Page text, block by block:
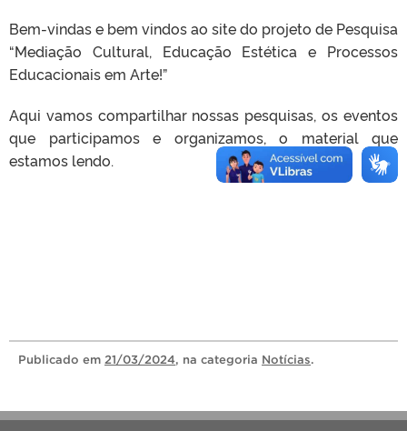
Bem-vindas e bem vindos ao site do projeto de Pesquisa
“Mediação Cultural, Educação Estética e Processos
Educacionais em Arte!”
Aqui vamos compartilhar nossas pesquisas, os eventos
que participamos e organizamos, o material que
estamos lendo.
Publicado em 21/03/2024, na categoria Notícias.